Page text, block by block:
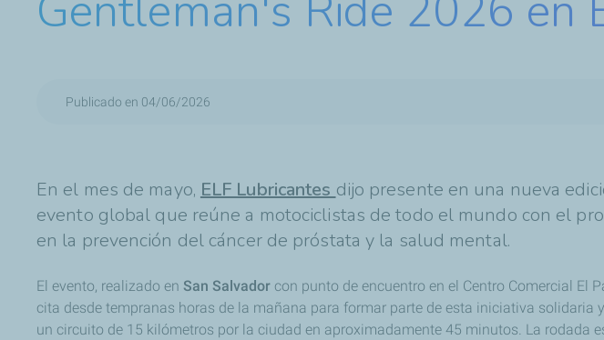
Publicado en 04/06/2026
En el mes de mayo, ELF Lubricantes dijo presente en una nueva
evento global que reúne a motociclistas de todo el mundo con el
en la prevención del cáncer de próstata y la salud mental.
El evento, realizado en San Salvador con punto de encuentro en el Centro Comercial El
cita desde tempranas horas de la mañana para formar parte de esta iniciativa
un circuito de 15 kilómetros por la ciudad en aproximadamente 45 minutos. La rodada